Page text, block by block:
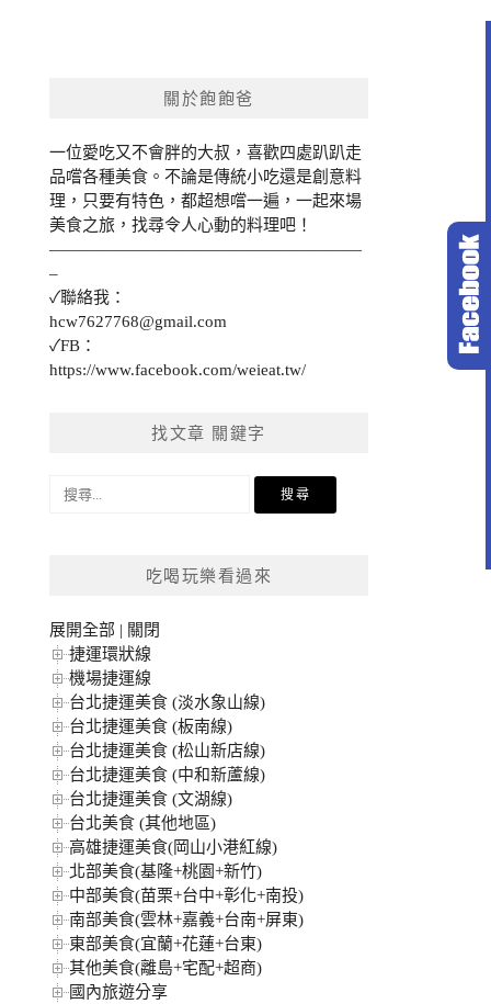
關於飽飽爸
一位愛吃又不會胖的大叔，喜歡四處趴趴走
品嚐各種美食。不論是傳統小吃還是創意料
理，只要有特色，都超想嚐一遍，一起來場
美食之旅，找尋令人心動的料理吧！
———————————————————
–
✓聯絡我：
hcw7627768@gmail.com
✓FB：
https://www.facebook.com/weieat.tw/
找文章 關鍵字
搜
吃喝玩樂看過來
展開全部 | 關閉
捷運環狀線
機場捷運線
台北捷運美食 (淡水象山線)
台北捷運美食 (板南線)
台北捷運美食 (松山新店線)
台北捷運美食 (中和新蘆線)
台北捷運美食 (文湖線)
台北美食 (其他地區)
高雄捷運美食(岡山小港紅線)
北部美食(基隆+桃園+新竹)
中部美食(苗栗+台中+彰化+南投)
南部美食(雲林+嘉義+台南+屏東)
東部美食(宜蘭+花蓮+台東)
其他美食(離島+宅配+超商)
國內旅遊分享